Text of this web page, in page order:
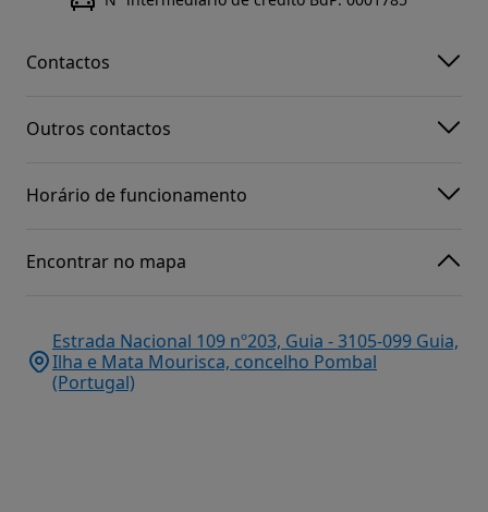
Contactos
Outros contactos
Horário de funcionamento
Encontrar no mapa
Estrada Nacional 109 nº203, Guia - 3105-099 Guia,
Ilha e Mata Mourisca, concelho Pombal
(Portugal)